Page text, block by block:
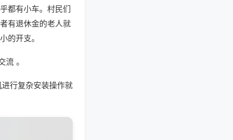
都有小车。村民们
有退休金的老人就
的开支。
。
行复杂安装操作就